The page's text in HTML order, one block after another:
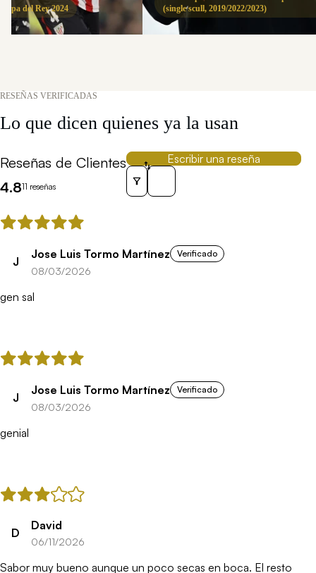
del Rey 2024
(single scull, 2019/2022/2023)
RESEÑAS VERIFICADAS
Lo que dicen quienes ya la usan
Reseñas de Clientes
4.811 reseñas
Escribir una reseña
Sort reviews by
J
Jose Luis Tormo Martínez Verificado
08/03/2026
gen sal
J
Jose Luis Tormo Martínez Verificado
08/03/2026
genial
D
David
06/11/2026
Sabor muy bueno aunque un poco secas en boca. El resto